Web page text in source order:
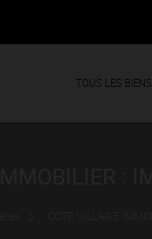
TOUS LES BIENS